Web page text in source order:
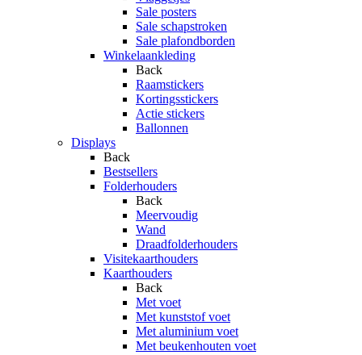
Sale posters
Sale schapstroken
Sale plafondborden
Winkelaankleding
Back
Raamstickers
Kortingsstickers
Actie stickers
Ballonnen
Displays
Back
Bestsellers
Folderhouders
Back
Meervoudig
Wand
Draadfolderhouders
Visitekaarthouders
Kaarthouders
Back
Met voet
Met kunststof voet
Met aluminium voet
Met beukenhouten voet